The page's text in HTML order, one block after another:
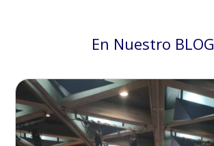
En Nuestro BLOG